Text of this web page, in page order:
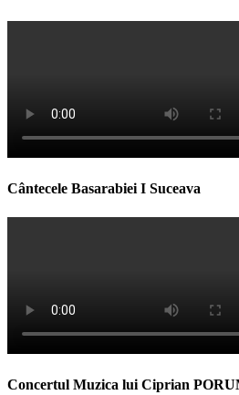
Cântecele Basarabiei I Suceava
Concertul Muzica lui Ciprian